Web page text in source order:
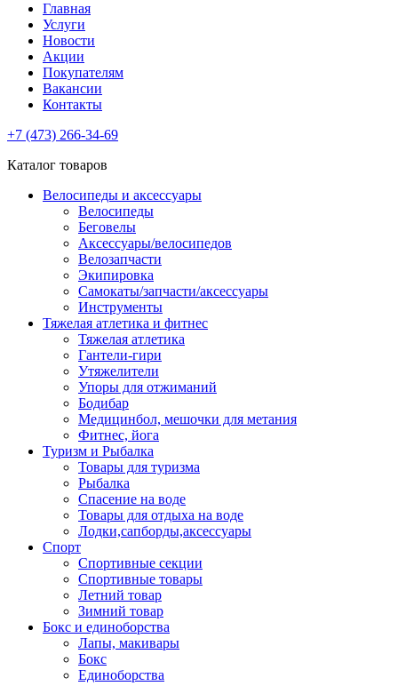
Главная
Услуги
Новости
Акции
Покупателям
Вакансии
Контакты
+7 (473) 266-34-69
Каталог товаров
Велосипеды и аксессуары
Велосипеды
Беговелы
Аксессуары/велосипедов
Велозапчасти
Экипировка
Самокаты/запчасти/аксессуары
Инструменты
Тяжелая атлетика и фитнес
Тяжелая атлетика
Гантели-гири
Утяжелители
Упоры для отжиманий
Бодибар
Медицинбол, мешочки для метания
Фитнес, йога
Туризм и Рыбалка
Товары для туризма
Рыбалка
Спасение на воде
Товары для отдыха на воде
Лодки,сапборды,аксессуары
Спорт
Спортивные секции
Спортивные товары
Летний товар
Зимний товар
Бокс и единоборства
Лапы, макивары
Бокс
Единоборства